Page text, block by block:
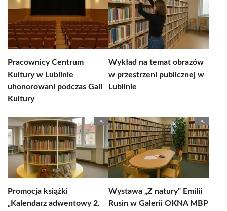
Pracownicy Centrum
Kultury w Lublinie
uhonorowani podczas Gali
Kultury
Wykład na temat obrazów
w przestrzeni publicznej w
Lublinie
Promocja książki
„Kalendarz adwentowy 2.
Wystawa „Z natury” Emilii
Rusin w Galerii OKNA MBP